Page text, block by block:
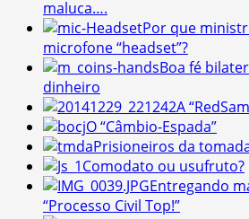
maluca….
Por que
microfone “headset”?
Boa fé
dinheiro
A
O “Câmbio-Espada”
Prisioneiros da
Comodato ou usufruto?
Entregando
“Processo Civil Top!”